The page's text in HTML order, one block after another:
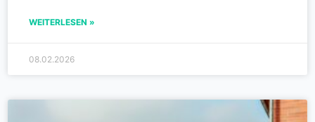
WEITERLESEN »
08.02.2026